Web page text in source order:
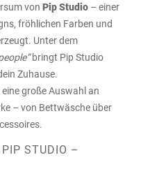
von Pip Studio – einer
fröhlichen Farben und
Unter dem
bringt Pip Studio
Zuhause.
große Auswahl an
– von Bettwäsche über
STUDIO –